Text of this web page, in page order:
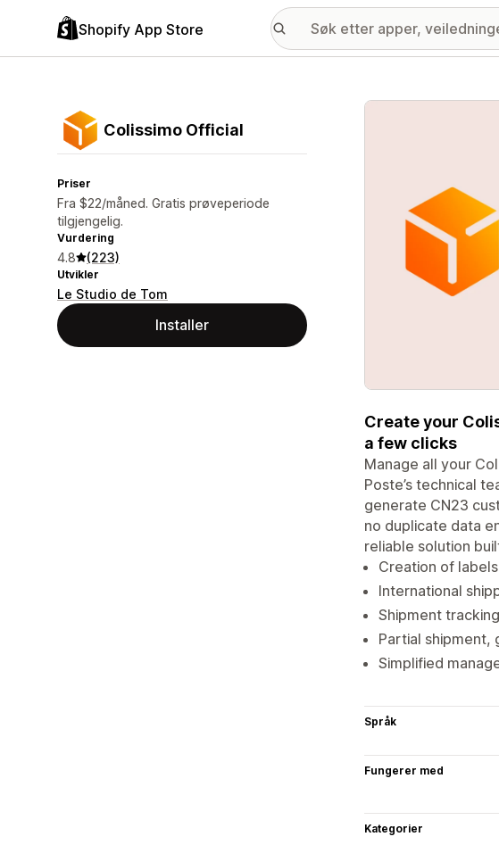
Shopify App Store
Colissimo Official
Priser
Fra $22/måned. Gratis prøveperiode
tilgjengelig.
Vurdering
4.8 (223)
Utvikler
Le Studio de Tom
Installer
Galleri med
Create your
a few clicks
Manage all your
Poste’s technical
generate CN23
no duplicate data
reliable solution
Creation of
International
Shipment
Partial shipment,
Simplified
Språk
Fungerer med
Kategorier